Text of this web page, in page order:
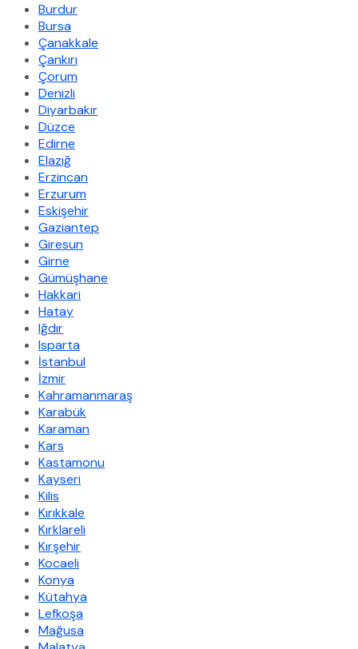
Burdur
Bursa
Çanakkale
Çankırı
Çorum
Denizli
Diyarbakır
Düzce
Edirne
Elazığ
Erzincan
Erzurum
Eskişehir
Gaziantep
Giresun
Girne
Gümüşhane
Hakkari
Hatay
Iğdır
Isparta
İstanbul
İzmir
Kahramanmaraş
Karabük
Karaman
Kars
Kastamonu
Kayseri
Kilis
Kırıkkale
Kırklareli
Kırşehir
Kocaeli
Konya
Kütahya
Lefkoşa
Mağusa